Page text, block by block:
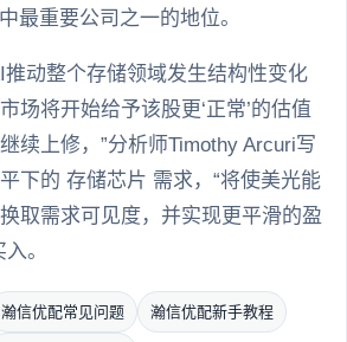
最重要公司之一的地位。
推动整个存储领域发生结构性变化
场将开始给予该股更‘正常’的估值
续上修，”分析师Timothy Arcuri写
下的 存储芯片 需求，“将使美光能
取需求可见度，并实现更平滑的盈
。
瀚信优配常见问题 瀚信优配新手教程